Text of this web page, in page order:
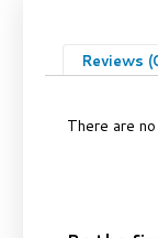
Reviews
There are